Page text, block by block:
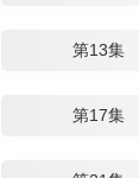
第13集
第17集
第21集